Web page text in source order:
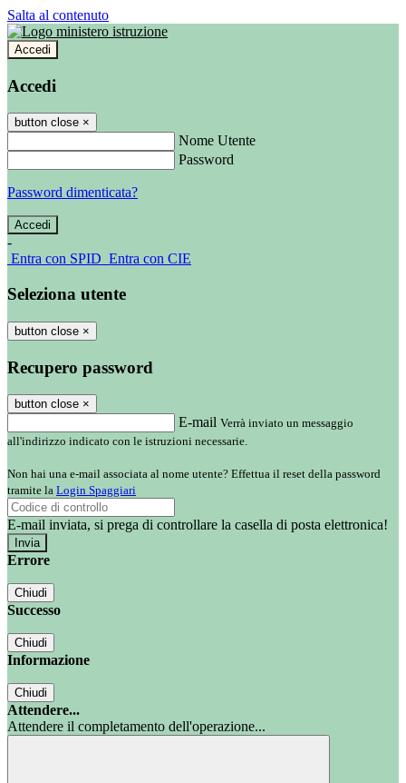
Salta al contenuto
Accedi
Accedi
button close ×
Nome Utente
Password
Password dimenticata?
-
Entra con SPID Entra con CIE
Seleziona utente
button close ×
Recupero password
button close ×
E-mail Verrà inviato un messaggio
all'indirizzo indicato con le istruzioni necessarie.
Non hai una e-mail associata al nome utente? Effettua il reset della password
tramite la Login Spaggiari
E-mail inviata, si prega di controllare la casella di posta elettronica!
Errore
Chiudi
Successo
Chiudi
Informazione
Chiudi
Attendere...
Attendere il completamento dell'operazione...